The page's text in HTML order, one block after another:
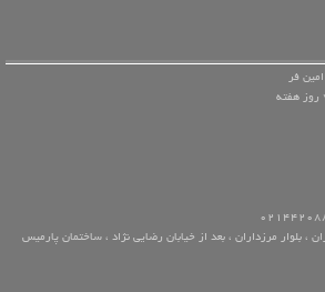
بلوار مرزداران ، بعد از خیابان رضایی نژاد ، ساختمان پارمیس